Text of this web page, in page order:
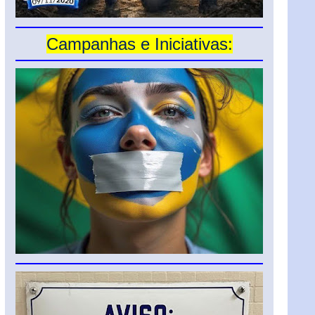
Campanhas e Iniciativas: